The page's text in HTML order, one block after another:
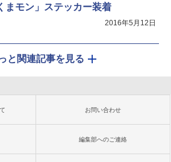
まモン」ステッカー装着
2016年5月12日
と関連記事を見る
お問い合わせ
編集部へのご連絡